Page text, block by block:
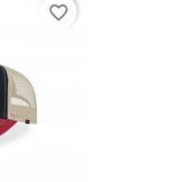
favorite_border